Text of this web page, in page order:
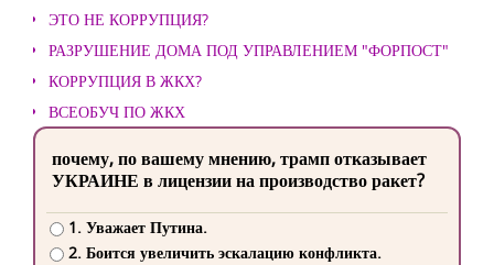
ЭТО НЕ КОРРУПЦИЯ?
РАЗРУШЕНИЕ ДОМА ПОД УПРАВЛЕНИЕМ "ФОРПОСТ"
КОРРУПЦИЯ В ЖКХ?
ВСЕОБУЧ ПО ЖКХ
почему, по вашему мнению, трамп отказывает
УКРАИНЕ в лицензии на производство ракет?
1. Уважает Путина.
2. Боится увеличить эскалацию конфликта.